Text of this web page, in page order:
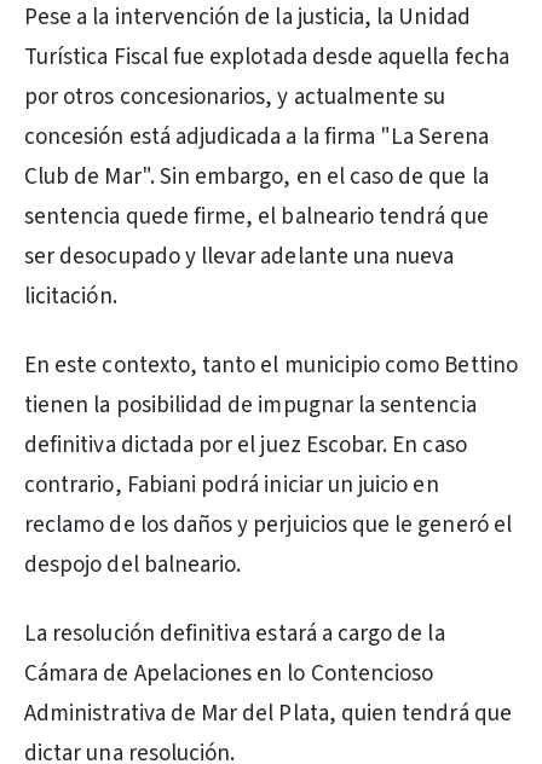
Pese a la intervención de la justicia, la Unidad
Turística Fiscal fue explotada desde aquella fecha
por otros concesionarios, y actualmente su
concesión está adjudicada a la firma "La Serena
Club de Mar". Sin embargo, en el caso de que la
sentencia quede firme, el balneario tendrá que
ser desocupado y llevar adelante una nueva
licitación.
En este contexto, tanto el municipio como Bettino
tienen la posibilidad de impugnar la sentencia
definitiva dictada por el juez Escobar. En caso
contrario, Fabiani podrá iniciar un juicio en
reclamo de los daños y perjuicios que le generó el
despojo del balneario.
La resolución definitiva estará a cargo de la
Cámara de Apelaciones en lo Contencioso
Administrativa de Mar del Plata, quien tendrá que
dictar una resolución.